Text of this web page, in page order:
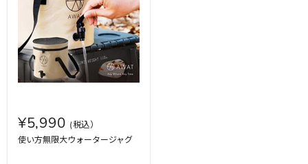
¥5,990
使い方無限大ウォータージャグ